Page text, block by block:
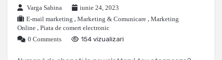
Varga Sabina
iunie 24, 2023
E-mail marketing , Marketing & Comunicare , Marketing
Online , Piata de comert electronic
0 Comments
154 vizualizari